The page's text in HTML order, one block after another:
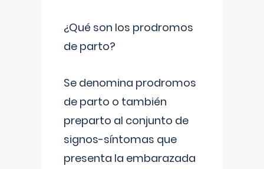
¿Qué son los prodromos
de parto?
Se denomina prodromos
de parto o también
preparto al conjunto de
signos-síntomas que
presenta la embarazada